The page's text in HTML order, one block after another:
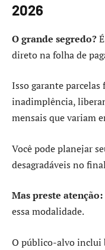
2026
O grande segredo?
direto na folha de
Isso garante parcelas
inadimplência,
mensais que variam
Você pode planejar
desagradáveis no
Mas preste atenção:
essa modalidade.
O público-alvo inclui